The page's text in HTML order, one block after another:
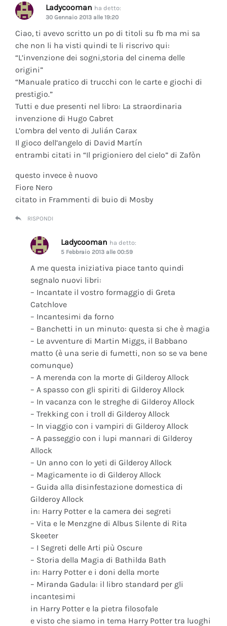
Ladycooman ha detto:
30 Gennaio 2013 alle 19:20
Ciao, ti avevo scritto un po di titoli su fb ma mi sa
che non li ha visti quindi te li riscrivo qui:
“L’invenzione dei sogni,storia del cinema delle
origini”
“Manuale pratico di trucchi con le carte e giochi di
prestigio.”
Tutti e due presenti nel libro: La straordinaria
invenzione di Hugo Cabret
L’ombra del vento di Julián Carax
Il gioco dell’angelo di David Martín
entrambi citati in “Il prigioniero del cielo” di Zafòn
questo invece è nuovo
Fiore Nero
citato in Frammenti di buio di Mosby
RISPONDI
Ladycooman ha detto:
5 Febbraio 2013 alle 00:59
A me questa iniziativa piace tanto quindi
segnalo nuovi libri:
– Incantate il vostro formaggio di Greta
Catchlove
– Incantesimi da forno
– Banchetti in un minuto: questa si che è magia
– Le avventure di Martin Miggs, il Babbano
matto (è una serie di fumetti, non so se va bene
comunque)
– A merenda con la morte di Gilderoy Allock
– A spasso con gli spiriti di Gilderoy Allock
– In vacanza con le streghe di Gilderoy Allock
– Trekking con i troll di Gilderoy Allock
– In viaggio con i vampiri di Gilderoy Allock
– A passeggio con i lupi mannari di Gilderoy
Allock
– Un anno con lo yeti di Gilderoy Allock
– Magicamente io di Gilderoy Allock
– Guida alla disinfestazione domestica di
Gilderoy Allock
in: Harry Potter e la camera dei segreti
– Vita e le Menzgne di Albus Silente di Rita
Skeeter
– I Segreti delle Arti più Oscure
– Storia della Magia di Bathilda Bath
in: Harry Potter e i doni della morte
– Miranda Gadula: il libro standard per gli
incantesimi
in Harry Potter e la pietra filosofale
e visto che siamo in tema Harry Potter tra luoghi